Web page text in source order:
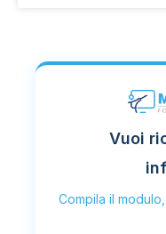
Vuoi
Compila il